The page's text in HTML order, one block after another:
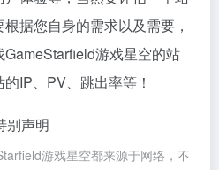
据您自身的需求以及需要，
游戏星空的站
IP、PV、跳出率等！
别声明
游戏星空都来源于网络，不